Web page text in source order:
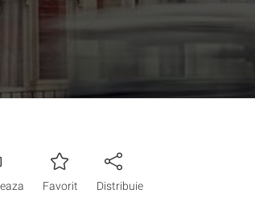
Favorit Distribuie